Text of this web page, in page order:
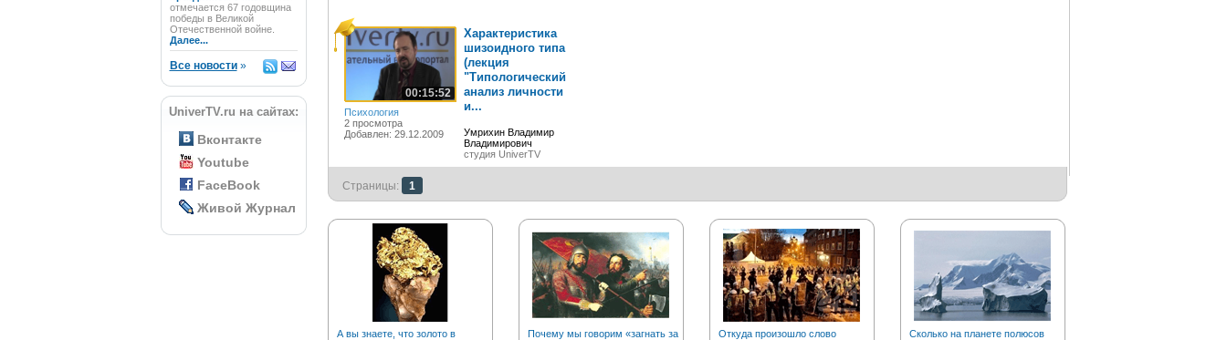
отмечается 67 годовщина
победы в Великой
Отечественной войне.
Далее...
Все новости»
UniverTV.ru на сайтах:
Вконтакте
Youtube
FaceBook
Живой Журнал
00:15:52
Психология
2 просмотра
Добавлен: 29.12.2009
Характеристика
шизоидного типа
(лекция
"Типологический
анализ личности
и...
Умрихин Владимир
Владимирович
студия UniverTV
Страницы: 1
А вы знаете, что золото в
Почему мы говорим «загнать за
Откуда произошло слово
Сколько на планете полюсов